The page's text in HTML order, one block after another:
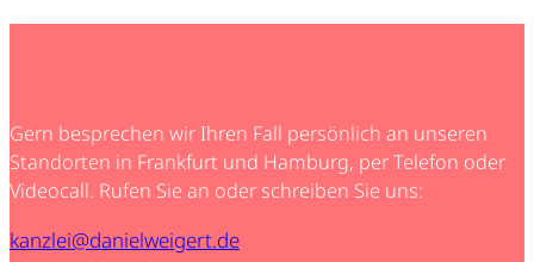
Gern besprechen wir Ihren Fall persönlich an unseren
Standorten in Frankfurt und Hamburg, per Telefon oder
Videocall. Rufen Sie an oder schreiben Sie uns:
kanzlei@danielweigert.de